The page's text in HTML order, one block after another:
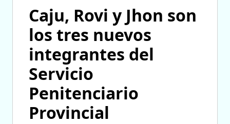
Caju, Rovi y Jhon son
los tres nuevos
integrantes del
Servicio
Penitenciario
Provincial